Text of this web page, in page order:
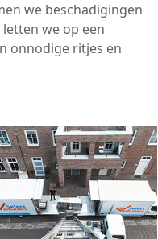
we beschadigingen
we op een
onnodige ritjes en